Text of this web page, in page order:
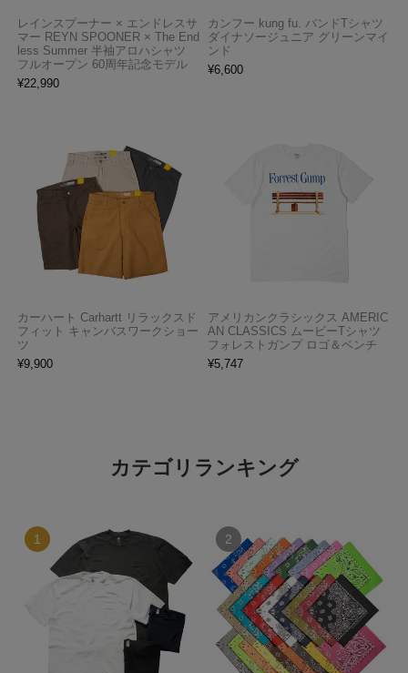
レインスプーナー × エンドレスサ
マー REYN SPOONER × The End
less Summer 半袖アロハシャツ
フルオープン 60周年記念モデル
¥22,990
カンフー kung fu. バンドTシャツ
ダイナソージュニア グリーンマイ
ンド
¥6,600
カーハート Carhartt リラックスド
フィット キャンバスワークショー
ツ
¥9,900
アメリカンクラシックス AMERIC
AN CLASSICS ムービーTシャツ
フォレストガンプ ロゴ＆ベンチ
¥5,747
カテゴリランキング